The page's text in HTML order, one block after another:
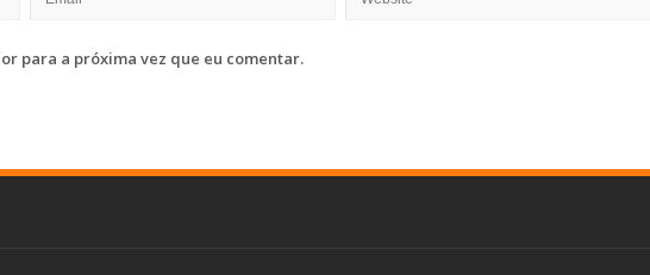
para a próxima vez que eu comentar.